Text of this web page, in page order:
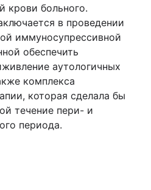
крови больного.
в проведении
иммуносупрессивной
обеспечить
аутологичных
комплекса
которая сделала бы
течение пери- и
периода.